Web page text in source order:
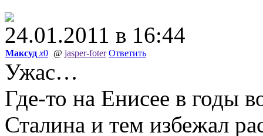
24.01.2011 в 16:44
Максуд x0 @ jasper-foter Ответить
Ужас…
Где-то на Енисее в годы
Сталина и тем избежал